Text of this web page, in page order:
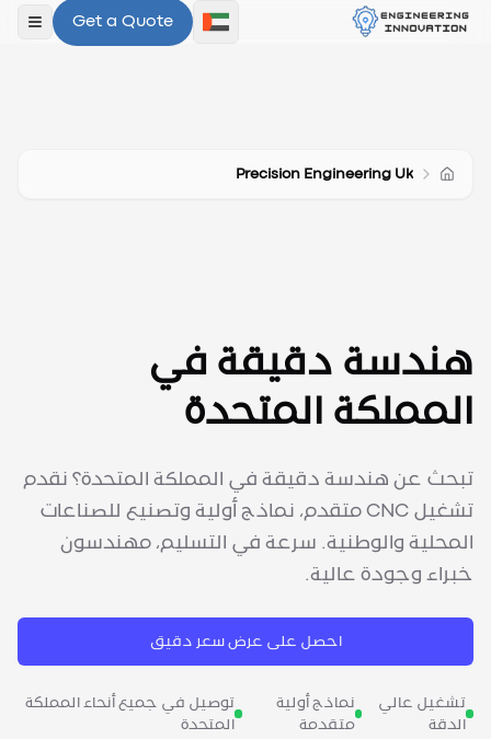
Get a Quote
فتح
Precision Engineering Uk
هندسة دقيقة في
المملكة المتحدة
تبحث عن هندسة دقيقة في المملكة المتحدة؟ نقدم
تشغيل CNC متقدم، نماذج أولية وتصنيع للصناعات
المحلية والوطنية. سرعة في التسليم، مهندسون
خبراء وجودة عالية.
احصل على عرض سعر دقيق
تشغيل عالي
الدقة
نماذج أولية
متقدمة
توصيل في جميع أنحاء المملكة
المتحدة